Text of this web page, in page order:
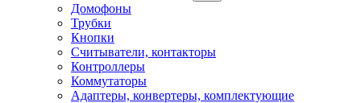
Домофоны
Трубки
Кнопки
Считыватели, контакторы
Контроллеры
Коммутаторы
Адаптеры, конвертеры, комплектующие